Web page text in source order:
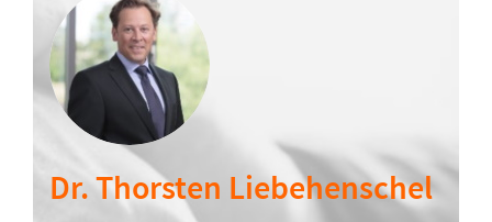
Dr. Thorsten Liebehenschel